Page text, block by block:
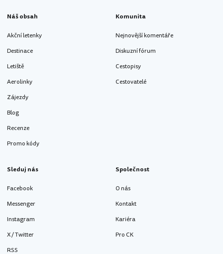
Náš obsah
Akční letenky
Destinace
Letiště
Aerolinky
Zájezdy
Blog
Recenze
Promo kódy
Komunita
Nejnovější komentáře
Diskuzní fórum
Cestopisy
Cestovatelé
Sleduj nás
Facebook
Messenger
Instagram
X / Twitter
RSS
Společnost
O nás
Kontakt
Kariéra
Pro CK